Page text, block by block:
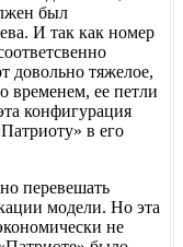
был
И так как номер
довольно тяжелое,
временем, ее петли
конфигурация
в его
перевешать
модели. Но эта
не